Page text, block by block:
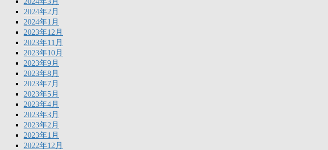
2024年2月
2024年1月
2023年12月
2023年11月
2023年10月
2023年9月
2023年8月
2023年7月
2023年5月
2023年4月
2023年3月
2023年2月
2023年1月
2022年12月